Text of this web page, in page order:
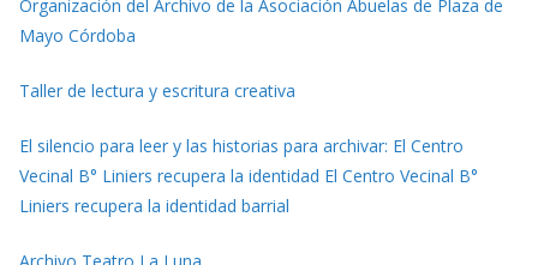
Organización del Archivo de la Asociación Abuelas de Plaza de
Mayo Córdoba
Taller de lectura y escritura creativa
El silencio para leer y las historias para archivar: El Centro
Vecinal B° Liniers recupera la identidad El Centro Vecinal B°
Liniers recupera la identidad barrial